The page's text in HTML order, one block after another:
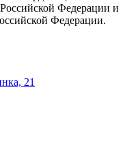
Федерации и
Федерации.
21